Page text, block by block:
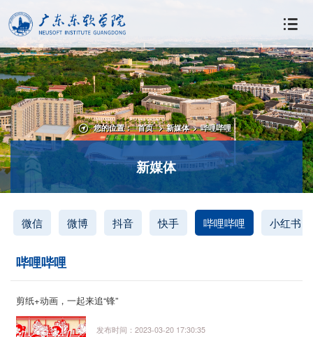
您的位置： 首页 > 新媒体 > 哔哩哔哩
新媒体
微信 微博 抖音 快手 哔哩哔哩 小红书
哔哩哔哩
剪纸+动画，一起来追“锋”
发布时间：2023-03-20 17:30:35